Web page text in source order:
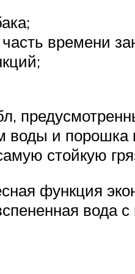
времени
воды и
стойкую
функция
вода